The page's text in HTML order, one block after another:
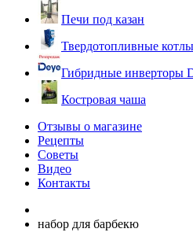
Печи под казан
Твердотопливные
Гибридные инверторы
Костровая чаша
Отзывы о магазине
Рецепты
Советы
Видео
Контакты
набор для барбекю